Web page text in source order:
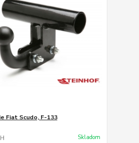
Fiat Scudo, F-133
Skladom